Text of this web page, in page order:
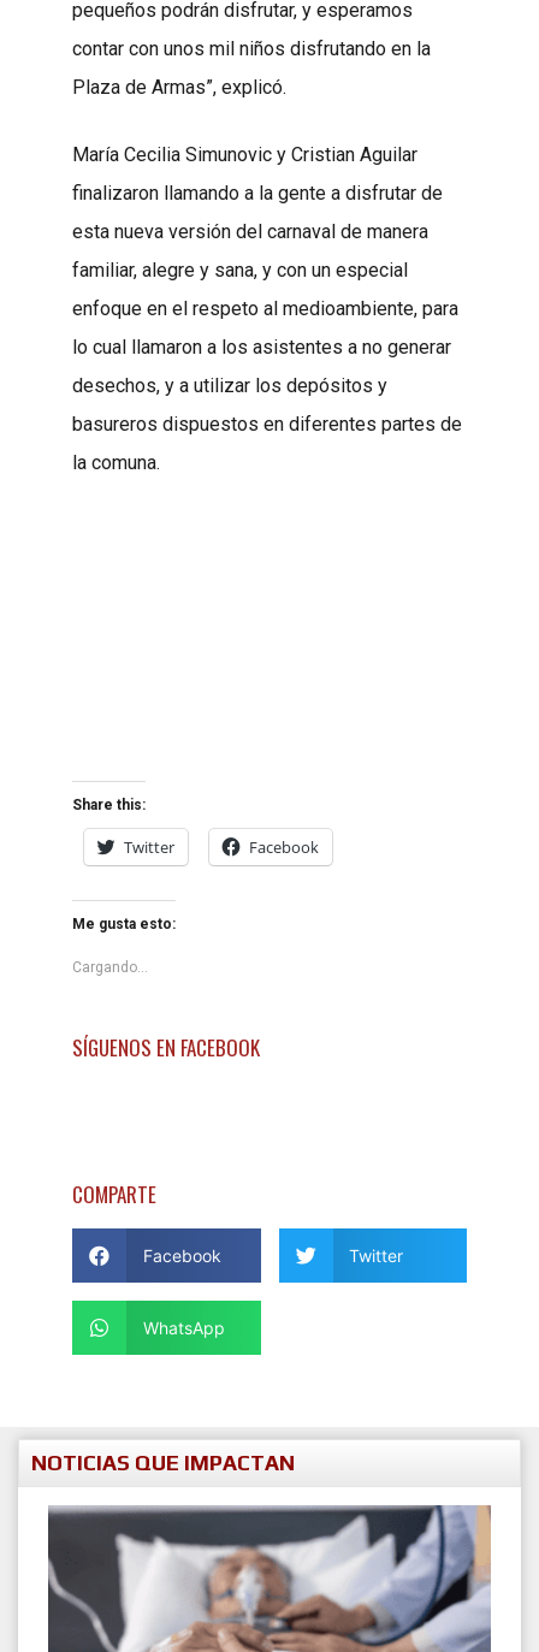
pequeños podrán disfrutar, y esperamos
contar con unos mil niños disfrutando en la
Plaza de Armas”, explicó.
María Cecilia Simunovic y Cristian Aguilar
finalizaron llamando a la gente a disfrutar de
esta nueva versión del carnaval de manera
familiar, alegre y sana, y con un especial
enfoque en el respeto al medioambiente, para
lo cual llamaron a los asistentes a no generar
desechos, y a utilizar los depósitos y
basureros dispuestos en diferentes partes de
la comuna.
Share this:
Twitter Facebook
Me gusta esto:
Cargando...
SÍGUENOS EN FACEBOOK
COMPARTE
Facebook Twitter
WhatsApp
NOTICIAS QUE IMPACTAN